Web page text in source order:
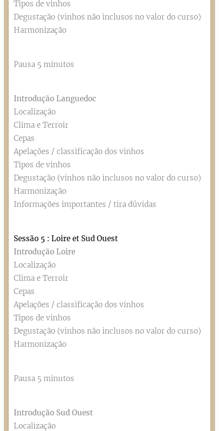
Tipos de vinhos
Degustação (vinhos não inclusos no valor do curso)
Harmonização
Pausa 5 minutos
Introdução Languedoc
Localização
Clima e Terroir
Cepas
Apelações / classificação dos vinhos
Tipos de vinhos
Degustação (vinhos não inclusos no valor do curso)
Harmonização
Informações importantes / tira dúvidas
Sessão 5 : Loire et Sud Ouest
Introdução Loire
Localização
Clima e Terroir
Cepas
Apelações / classificação dos vinhos
Tipos de vinhos
Degustação (vinhos não inclusos no valor do curso)
Harmonização
Pausa 5 minutos
Introdução Sud Ouest
Localização